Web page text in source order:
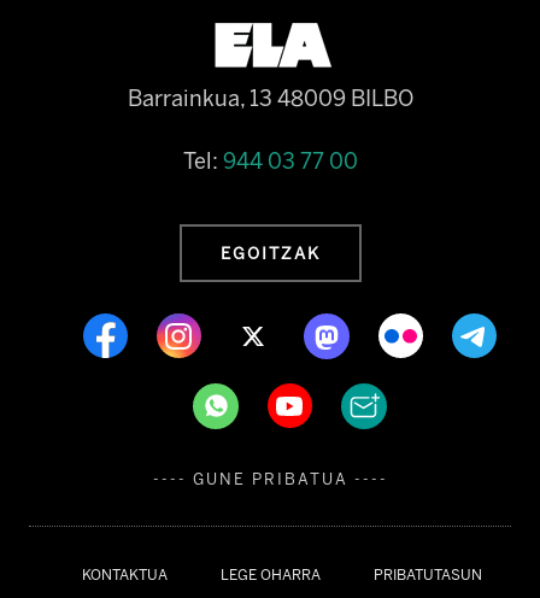
KONTAKTUA LEGE OHARRA PRIBATUTASUN
Barrainkua, 13 48009 BILBO
Tel: 944 03 77 00
EGOITZAK
---- GUNE PRIBATUA ----